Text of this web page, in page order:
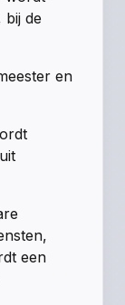
bij de
en
een